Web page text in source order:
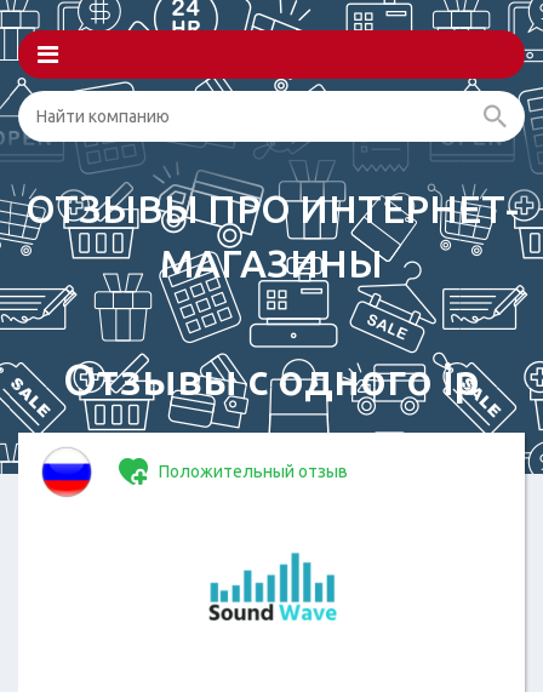
ОТЗЫВЫ ПРО ИНТЕРНЕТ-
МАГАЗИНЫ
Отзывы с одного ip
Положительный отзыв